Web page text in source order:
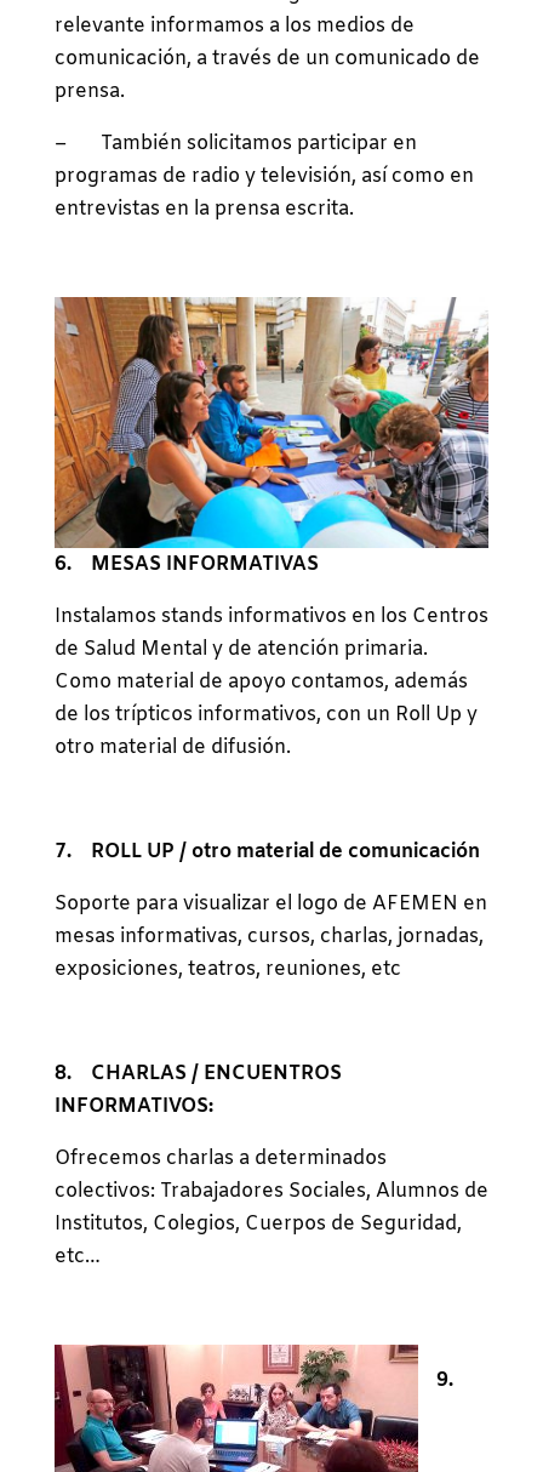
relevante informamos a los medios de
comunicación, a través de un comunicado de
prensa.
– También solicitamos participar en
programas de radio y televisión, así como en
entrevistas en la prensa escrita.
6. MESAS INFORMATIVAS
Instalamos stands informativos en los Centros
de Salud Mental y de atención primaria.
Como material de apoyo contamos, además
de los trípticos informativos, con un Roll Up y
otro material de difusión.
7. ROLL UP / otro material de comunicación
Soporte para visualizar el logo de AFEMEN en
mesas informativas, cursos, charlas, jornadas,
exposiciones, teatros, reuniones, etc
8. CHARLAS / ENCUENTROS
INFORMATIVOS:
Ofrecemos charlas a determinados
colectivos: Trabajadores Sociales, Alumnos de
Institutos, Colegios, Cuerpos de Seguridad,
etc…
9.